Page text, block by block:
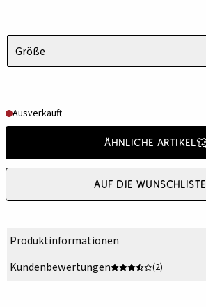
Größe
Ausverkauft
Ähnliche Artikel
Auf die Wunschliste
Produktinformationen
Kundenbewertungen
(2)